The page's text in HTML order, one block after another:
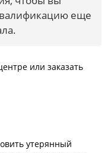
еще
или заказать
утерянный